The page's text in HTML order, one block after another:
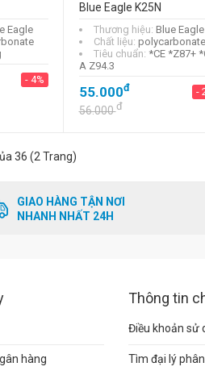
Eagle
- 4%
Blue Eagle K25N
Thương hiệu: Blue Eagle
Chất liệu: polycarbonate
Tiêu chuẩn: *CE *Z87+
A Z94.3
55.000đ -
56.000đ
36 (2 Trang)
GIAO HÀNG TẬN NƠI
NHANH NHẤT 24H
hàng
Thông tin
Điều khoản sử
Tìm đại lý